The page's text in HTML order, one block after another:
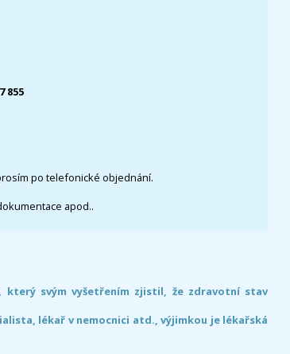
855
po telefonické objednání.
apod..
který svým vyšetřením zjistil, že zdravotní stav
lékař v nemocnici atd., výjimkou je lékařská